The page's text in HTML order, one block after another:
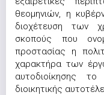
θεομηνιών, η
διοχέτευση των
σκοπούς που
προστασίας η
χαρακτήρα των
αυτοδιοίκησης
διοικητικής